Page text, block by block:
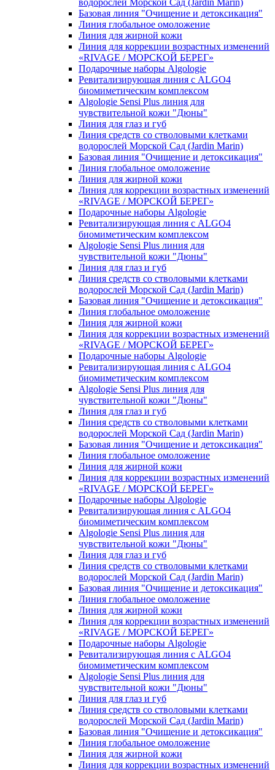
водорослей Морской Сад (Jardin Marin)
Базовая линия "Очищение и детоксикация"
Линия глобальное омоложение
Линия для жирной кожи
Линия для коррекции возрастных изменений
«RIVAGE / МОРСКОЙ БЕРЕГ»
Подарочные наборы Algologie
Ревитализирующая линия с ALGO4
биомиметическим комплексом
Algologie Sensi Plus линия для
чувcтвительной кожи "Дюны"
Линия для глаз и губ
Линия средств со стволовыми клетками
водорослей Морской Сад (Jardin Marin)
Базовая линия "Очищение и детоксикация"
Линия глобальное омоложение
Линия для жирной кожи
Линия для коррекции возрастных изменений
«RIVAGE / МОРСКОЙ БЕРЕГ»
Подарочные наборы Algologie
Ревитализирующая линия с ALGO4
биомиметическим комплексом
Algologie Sensi Plus линия для
чувcтвительной кожи "Дюны"
Линия для глаз и губ
Линия средств со стволовыми клетками
водорослей Морской Сад (Jardin Marin)
Базовая линия "Очищение и детоксикация"
Линия глобальное омоложение
Линия для жирной кожи
Линия для коррекции возрастных изменений
«RIVAGE / МОРСКОЙ БЕРЕГ»
Подарочные наборы Algologie
Ревитализирующая линия с ALGO4
биомиметическим комплексом
Algologie Sensi Plus линия для
чувcтвительной кожи "Дюны"
Линия для глаз и губ
Линия средств со стволовыми клетками
водорослей Морской Сад (Jardin Marin)
Базовая линия "Очищение и детоксикация"
Линия глобальное омоложение
Линия для жирной кожи
Линия для коррекции возрастных изменений
«RIVAGE / МОРСКОЙ БЕРЕГ»
Подарочные наборы Algologie
Ревитализирующая линия с ALGO4
биомиметическим комплексом
Algologie Sensi Plus линия для
чувcтвительной кожи "Дюны"
Линия для глаз и губ
Линия средств со стволовыми клетками
водорослей Морской Сад (Jardin Marin)
Базовая линия "Очищение и детоксикация"
Линия глобальное омоложение
Линия для жирной кожи
Линия для коррекции возрастных изменений
«RIVAGE / МОРСКОЙ БЕРЕГ»
Подарочные наборы Algologie
Ревитализирующая линия с ALGO4
биомиметическим комплексом
Algologie Sensi Plus линия для
чувcтвительной кожи "Дюны"
Линия для глаз и губ
Линия средств со стволовыми клетками
водорослей Морской Сад (Jardin Marin)
Базовая линия "Очищение и детоксикация"
Линия глобальное омоложение
Линия для жирной кожи
Линия для коррекции возрастных изменений